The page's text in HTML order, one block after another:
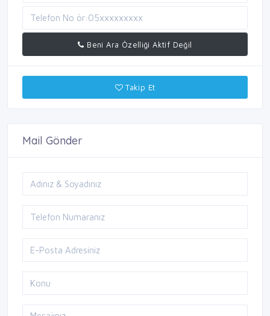
Beni Ara Özelliği Aktif Değil
Takip Et
Mail Gönder